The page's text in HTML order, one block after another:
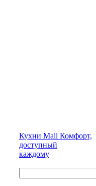
Кухни Mall Комфорт,
доступный
каждому